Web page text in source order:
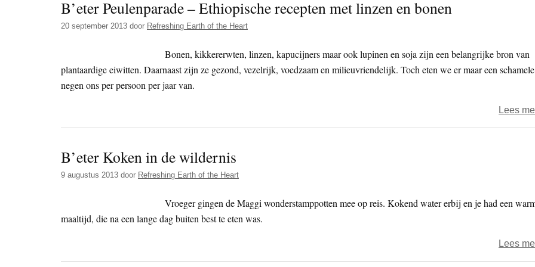
B’eter Peulenparade – Ethiopische recepten met linzen en bonen
20 september 2013 door Refreshing Earth of the Heart
Bonen, kikkererwten, linzen, kapucijners maar ook lupinen en soja zijn een belangrijke bron van
plantaardige eiwitten. Daarnaast zijn ze gezond, vezelrijk, voedzaam en milieuvriendelijk. Toch eten we er maar een schamele
negen ons per persoon per jaar van.
Lees
B’eter Koken in de wildernis
9 augustus 2013 door Refreshing Earth of the Heart
Vroeger gingen de Maggi wonderstamppotten mee op reis. Kokend water erbij en je had een
maaltijd, die na een lange dag buiten best te eten was.
Lees